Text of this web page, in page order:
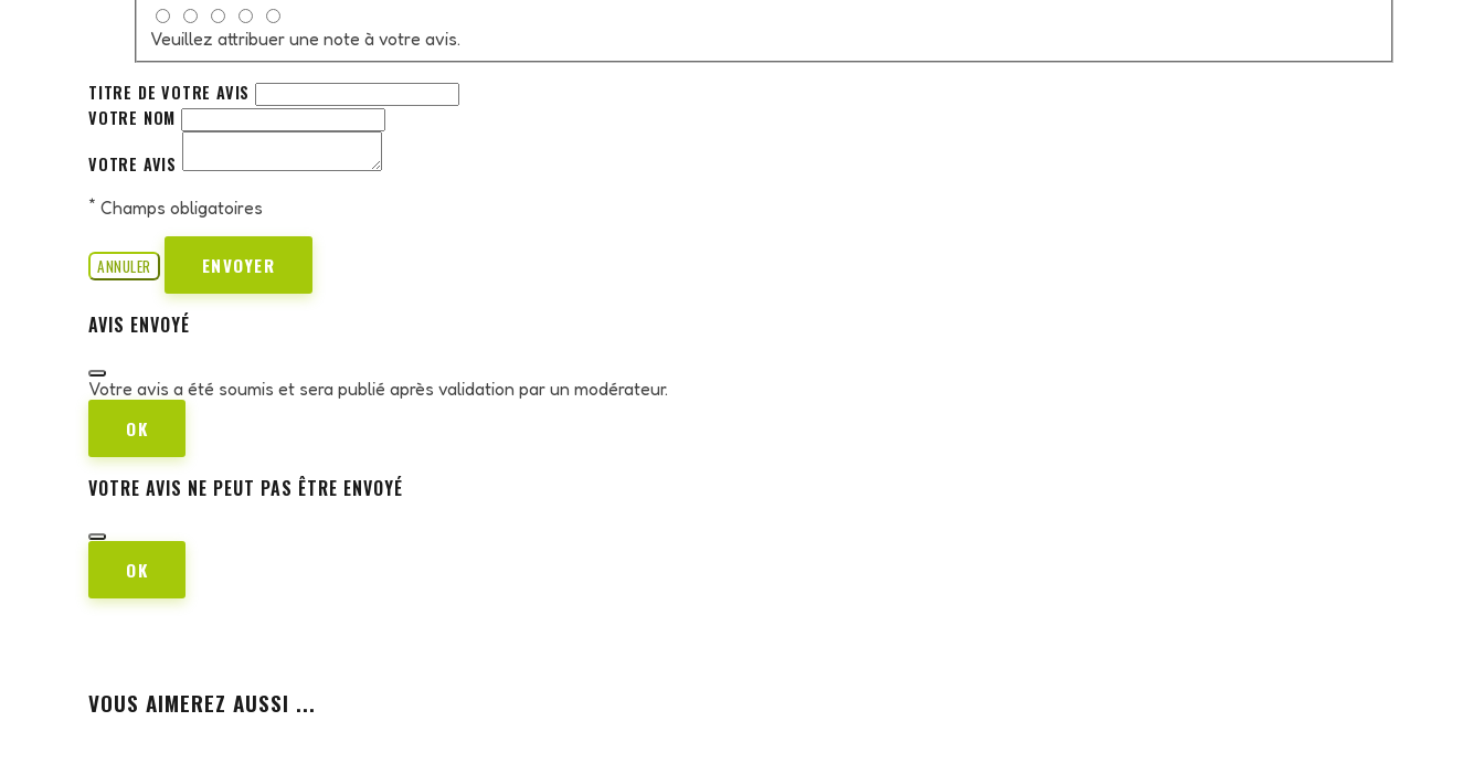
Veuillez attribuer une note à votre avis.
TITRE DE VOTRE AVIS
VOTRE NOM
VOTRE AVIS
* Champs obligatoires
ANNULER ENVOYER
AVIS ENVOYÉ
Votre avis a été soumis et sera publié après validation par un modérateur.
OK
VOTRE AVIS NE PEUT PAS ÊTRE ENVOYÉ
OK
VOUS AIMEREZ AUSSI ...